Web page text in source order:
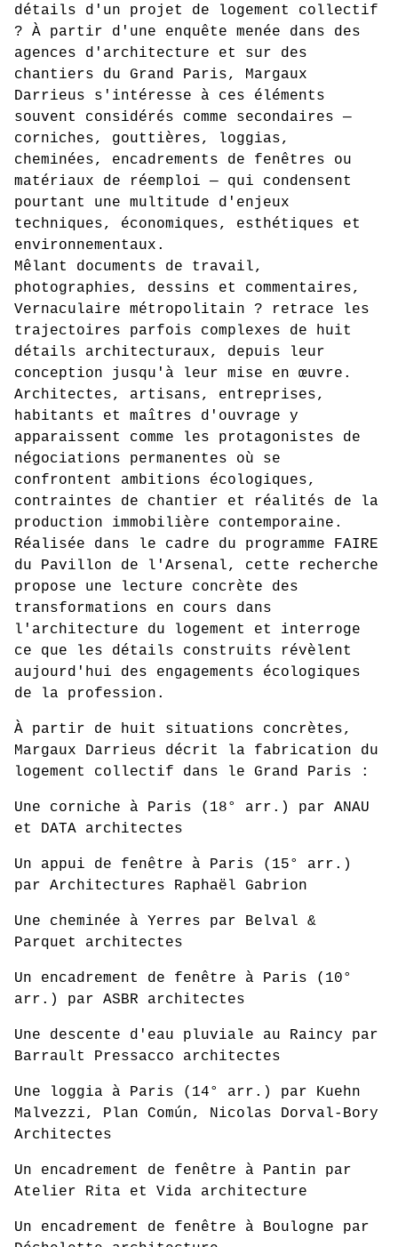
détails d'un projet de logement collectif
? À partir d'une enquête menée dans des
agences d'architecture et sur des
chantiers du Grand Paris, Margaux
Darrieus s'intéresse à ces éléments
souvent considérés comme secondaires —
corniches, gouttières, loggias,
cheminées, encadrements de fenêtres ou
matériaux de réemploi — qui condensent
pourtant une multitude d'enjeux
techniques, économiques, esthétiques et
environnementaux.
Mêlant documents de travail,
photographies, dessins et commentaires,
Vernaculaire métropolitain ? retrace les
trajectoires parfois complexes de huit
détails architecturaux, depuis leur
conception jusqu'à leur mise en œuvre.
Architectes, artisans, entreprises,
habitants et maîtres d'ouvrage y
apparaissent comme les protagonistes de
négociations permanentes où se
confrontent ambitions écologiques,
contraintes de chantier et réalités de la
production immobilière contemporaine.
Réalisée dans le cadre du programme FAIRE
du Pavillon de l'Arsenal, cette recherche
propose une lecture concrète des
transformations en cours dans
l'architecture du logement et interroge
ce que les détails construits révèlent
aujourd'hui des engagements écologiques
de la profession.
À partir de huit situations concrètes,
Margaux Darrieus décrit la fabrication du
logement collectif dans le Grand Paris :
Une corniche à Paris (18° arr.) par ANAU
et DATA architectes
Un appui de fenêtre à Paris (15° arr.)
par Architectures Raphaël Gabrion
Une cheminée à Yerres par Belval &
Parquet architectes
Un encadrement de fenêtre à Paris (10°
arr.) par ASBR architectes
Une descente d'eau pluviale au Raincy par
Barrault Pressacco architectes
Une loggia à Paris (14° arr.) par Kuehn
Malvezzi, Plan Común, Nicolas Dorval-Bory
Architectes
Un encadrement de fenêtre à Pantin par
Atelier Rita et Vida architecture
Un encadrement de fenêtre à Boulogne par